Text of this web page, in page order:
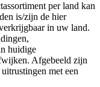
per land kan
is/zijn de hier
in uw land.
huidige
Afgebeeld zijn
met een